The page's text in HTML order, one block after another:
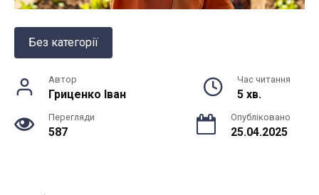
Без категорії
Автор
Гриценко Іван
Час читання
5 хв.
Перегляди
587
Опубліковано
25.04.2025